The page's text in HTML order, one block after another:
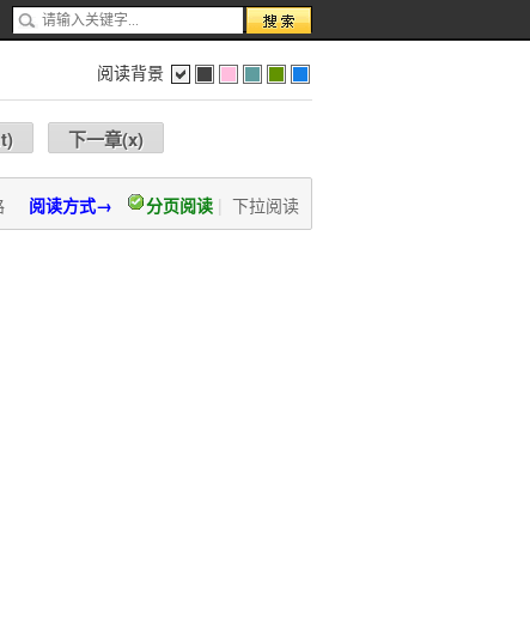
阅读背景
色 灰 红 蓝 绿 蓝
) 下一章(x)
阅读方式→ 分页阅读 | 下拉阅读